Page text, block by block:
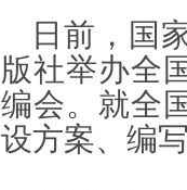
日前，国
版社举办全
编会。就全
设方案、编